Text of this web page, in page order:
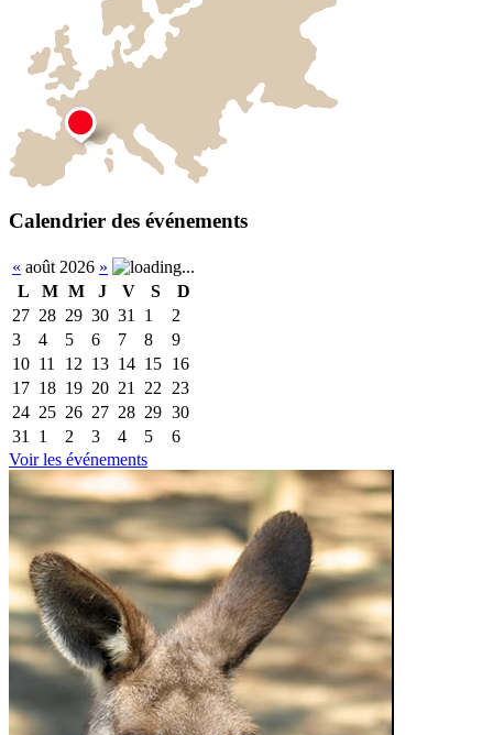
Calendrier des événements
« août 2026 »
L
M M J V S
D
27 28 29 30 31 1
2
3
4 5 6 7 8
9
10 11 12 13 14 15 16
17 18 19 20 21 22
23
24 25 26 27 28 29 30
31
1 2 3 4 5
6
Voir les événements